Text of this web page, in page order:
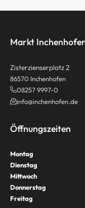
Markt
Zisterzienserplatz 2
86570 Inchenhofen
08257 9997-0
info@inchenhofen.de
Öffnungszeiten
Montag
Dienstag
Mittwoch
Donnerstag
Freitag